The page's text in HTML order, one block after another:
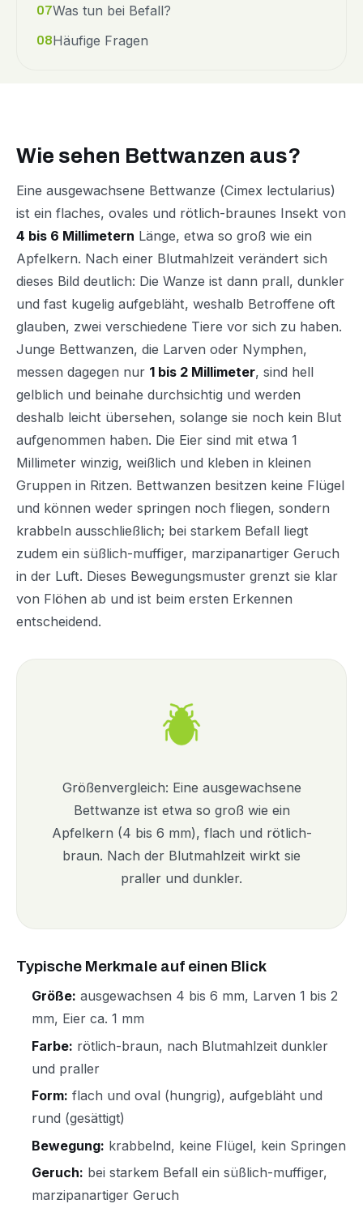
07Was tun bei Befall?
08Häufige Fragen
Wie sehen Bettwanzen aus?
Eine ausgewachsene Bettwanze (Cimex lectularius)
ist ein flaches, ovales und rötlich-braunes Insekt von
4 bis 6 Millimetern Länge, etwa so groß wie ein
Apfelkern. Nach einer Blutmahlzeit verändert sich
dieses Bild deutlich: Die Wanze ist dann prall, dunkler
und fast kugelig aufgebläht, weshalb Betroffene oft
glauben, zwei verschiedene Tiere vor sich zu haben.
Junge Bettwanzen, die Larven oder Nymphen,
messen dagegen nur 1 bis 2 Millimeter, sind hell
gelblich und beinahe durchsichtig und werden
deshalb leicht übersehen, solange sie noch kein Blut
aufgenommen haben. Die Eier sind mit etwa 1
Millimeter winzig, weißlich und kleben in kleinen
Gruppen in Ritzen. Bettwanzen besitzen keine Flügel
und können weder springen noch fliegen, sondern
krabbeln ausschließlich; bei starkem Befall liegt
zudem ein süßlich-muffiger, marzipanartiger Geruch
in der Luft. Dieses Bewegungsmuster grenzt sie klar
von Flöhen ab und ist beim ersten Erkennen
entscheidend.
Größenvergleich: Eine ausgewachsene
Bettwanze ist etwa so groß wie ein
Apfelkern (4 bis 6 mm), flach und rötlich-
braun. Nach der Blutmahlzeit wirkt sie
praller und dunkler.
Typische Merkmale auf einen Blick
Größe: ausgewachsen 4 bis 6 mm, Larven 1 bis 2
mm, Eier ca. 1 mm
Farbe: rötlich-braun, nach Blutmahlzeit dunkler
und praller
Form: flach und oval (hungrig), aufgebläht und
rund (gesättigt)
Bewegung: krabbelnd, keine Flügel, kein Springen
Geruch: bei starkem Befall ein süßlich-muffiger,
marzipanartiger Geruch